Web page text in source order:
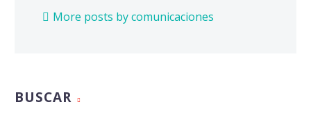
More posts by comunicaciones
BUSCAR